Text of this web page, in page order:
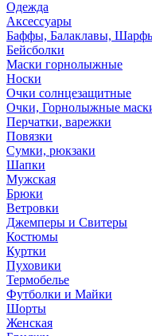
Одежда
Аксессуары
Баффы, Балаклавы,
Бейсболки
Маски горнолыжные
Носки
Очки солнцезащитные
Очки, Горнолыжные
Перчатки, варежки
Повязки
Сумки, рюкзаки
Шапки
Мужская
Брюки
Ветровки
Джемперы и Свитеры
Костюмы
Куртки
Пуховики
Термобелье
Футболки и Майки
Шорты
Женская